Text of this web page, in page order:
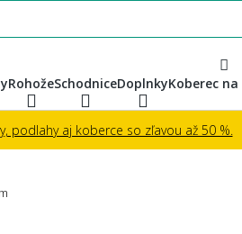
RohožeSchodniceDoplnkyKoberec
podlahy aj koberce so zľavou až 50 %.